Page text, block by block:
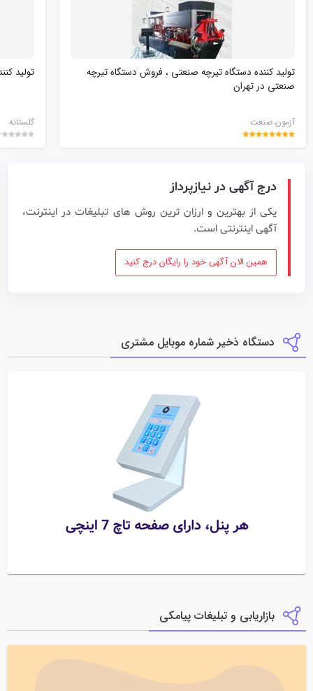
تولید کننده دستگاه تیرچه صنعتی ، فروش دستگاه تیرچه
صنعتی در تهران
آزمون صنعت
تولید
گلستانه
درج آگهی در نیازپرداز
یکی از بهترین و ارزان ترین روش های تبلیغات در اینترنت،
آگهی اینترنتی است.
همین الان آگهی خود را رایگان درج کنید
دستگاه ذخیر شماره موبایل مشتری
بازاریابی و تبلیغات پیامکی